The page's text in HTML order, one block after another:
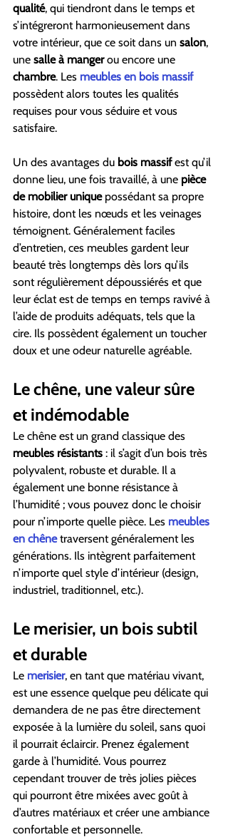
qualité, qui tiendront dans le temps et
s’intégreront harmonieusement dans
votre intérieur, que ce soit dans un salon,
une salle à manger ou encore une
chambre. Les meubles en bois massif
possèdent alors toutes les qualités
requises pour vous séduire et vous
satisfaire.
Un des avantages du bois massif est qu’il
donne lieu, une fois travaillé, à une pièce
de mobilier unique possédant sa propre
histoire, dont les nœuds et les veinages
témoignent. Généralement faciles
d’entretien, ces meubles gardent leur
beauté très longtemps dès lors qu’ils
sont régulièrement dépoussiérés et que
leur éclat est de temps en temps ravivé à
l’aide de produits adéquats, tels que la
cire. Ils possèdent également un toucher
doux et une odeur naturelle agréable.
Le chêne, une valeur sûre
et indémodable
Le chêne est un grand classique des
meubles résistants : il s’agit d’un bois très
polyvalent, robuste et durable. Il a
également une bonne résistance à
l’humidité ; vous pouvez donc le choisir
pour n’importe quelle pièce. Les meubles
en chêne traversent généralement les
générations. Ils intègrent parfaitement
n’importe quel style d’intérieur (design,
industriel, traditionnel, etc.).
Le merisier, un bois subtil
et durable
Le merisier, en tant que matériau vivant,
est une essence quelque peu délicate qui
demandera de ne pas être directement
exposée à la lumière du soleil, sans quoi
il pourrait éclaircir. Prenez également
garde à l’humidité. Vous pourrez
cependant trouver de très jolies pièces
qui pourront être mixées avec goût à
d’autres matériaux et créer une ambiance
confortable et personnelle.